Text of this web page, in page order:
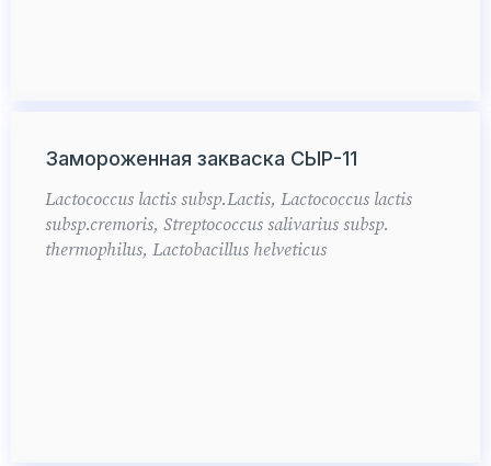
Замороженная закваска СЫР-11
Lactococcus lactis subsp.Lactis, Lactococcus lactis
subsp.cremoris, Streptococcus salivarius subsp.
thermophilus, Lactobacillus helveticus